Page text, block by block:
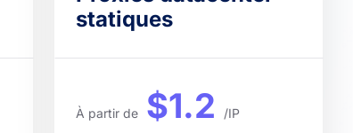
statiques
À partir de $1.2 /IP